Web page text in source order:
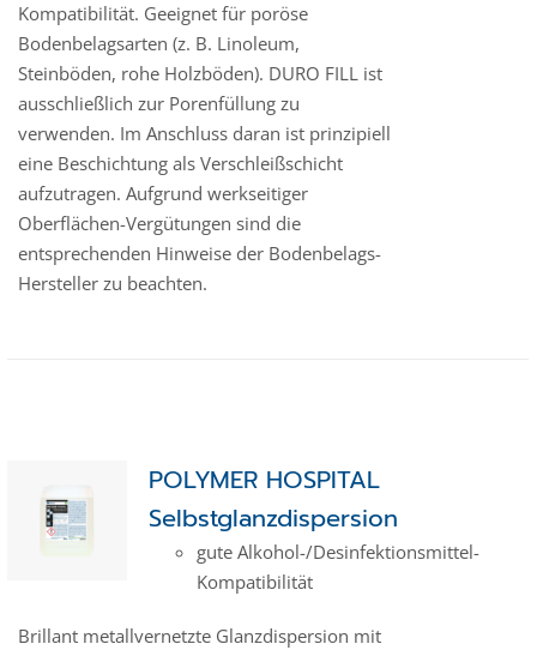
Kompatibilität. Geeignet für poröse
Bodenbelagsarten (z. B. Linoleum,
Steinböden, rohe Holzböden). DURO FILL ist
ausschließlich zur Porenfüllung zu
verwenden. Im Anschluss daran ist prinzipiell
eine Beschichtung als Verschleißschicht
aufzutragen. Aufgrund werkseitiger
Oberflächen-Vergütungen sind die
entsprechenden Hinweise der Bodenbelags-
Hersteller zu beachten.
POLYMER HOSPITAL
Selbstglanzdispersion
gute Alkohol-/Desinfektionsmittel-
Kompatibilität
Brillant metallvernetzte Glanzdispersion mit